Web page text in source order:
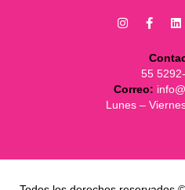
55
Correo:
Lunes –